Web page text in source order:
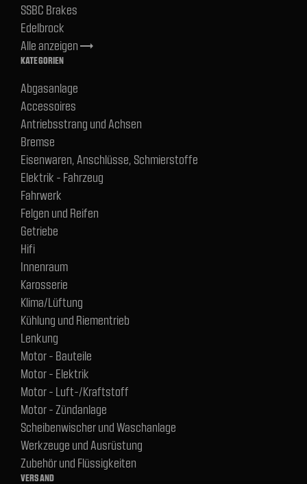
SSBC Brakes
Edelbrock
Alle anzeigentrending_flat
KATEGORIEN
Abgasanlage
Accessoires
Antriebsstrang und Achsen
Bremse
Eisenwaren, Anschlüsse, Schmierstoffe
Elektrik - Fahrzeug
Fahrwerk
Felgen und Reifen
Getriebe
Hifi
Innenraum
Karosserie
Klima/Lüftung
Kühlung und Riementrieb
Lenkung
Motor - Bauteile
Motor - Elektrik
Motor - Luft-/Kraftstoff
Motor - Zündanlage
Scheibenwischer und Waschanlage
Werkzeuge und Ausrüstung
Zubehör und Flüssigkeiten
VERSAND